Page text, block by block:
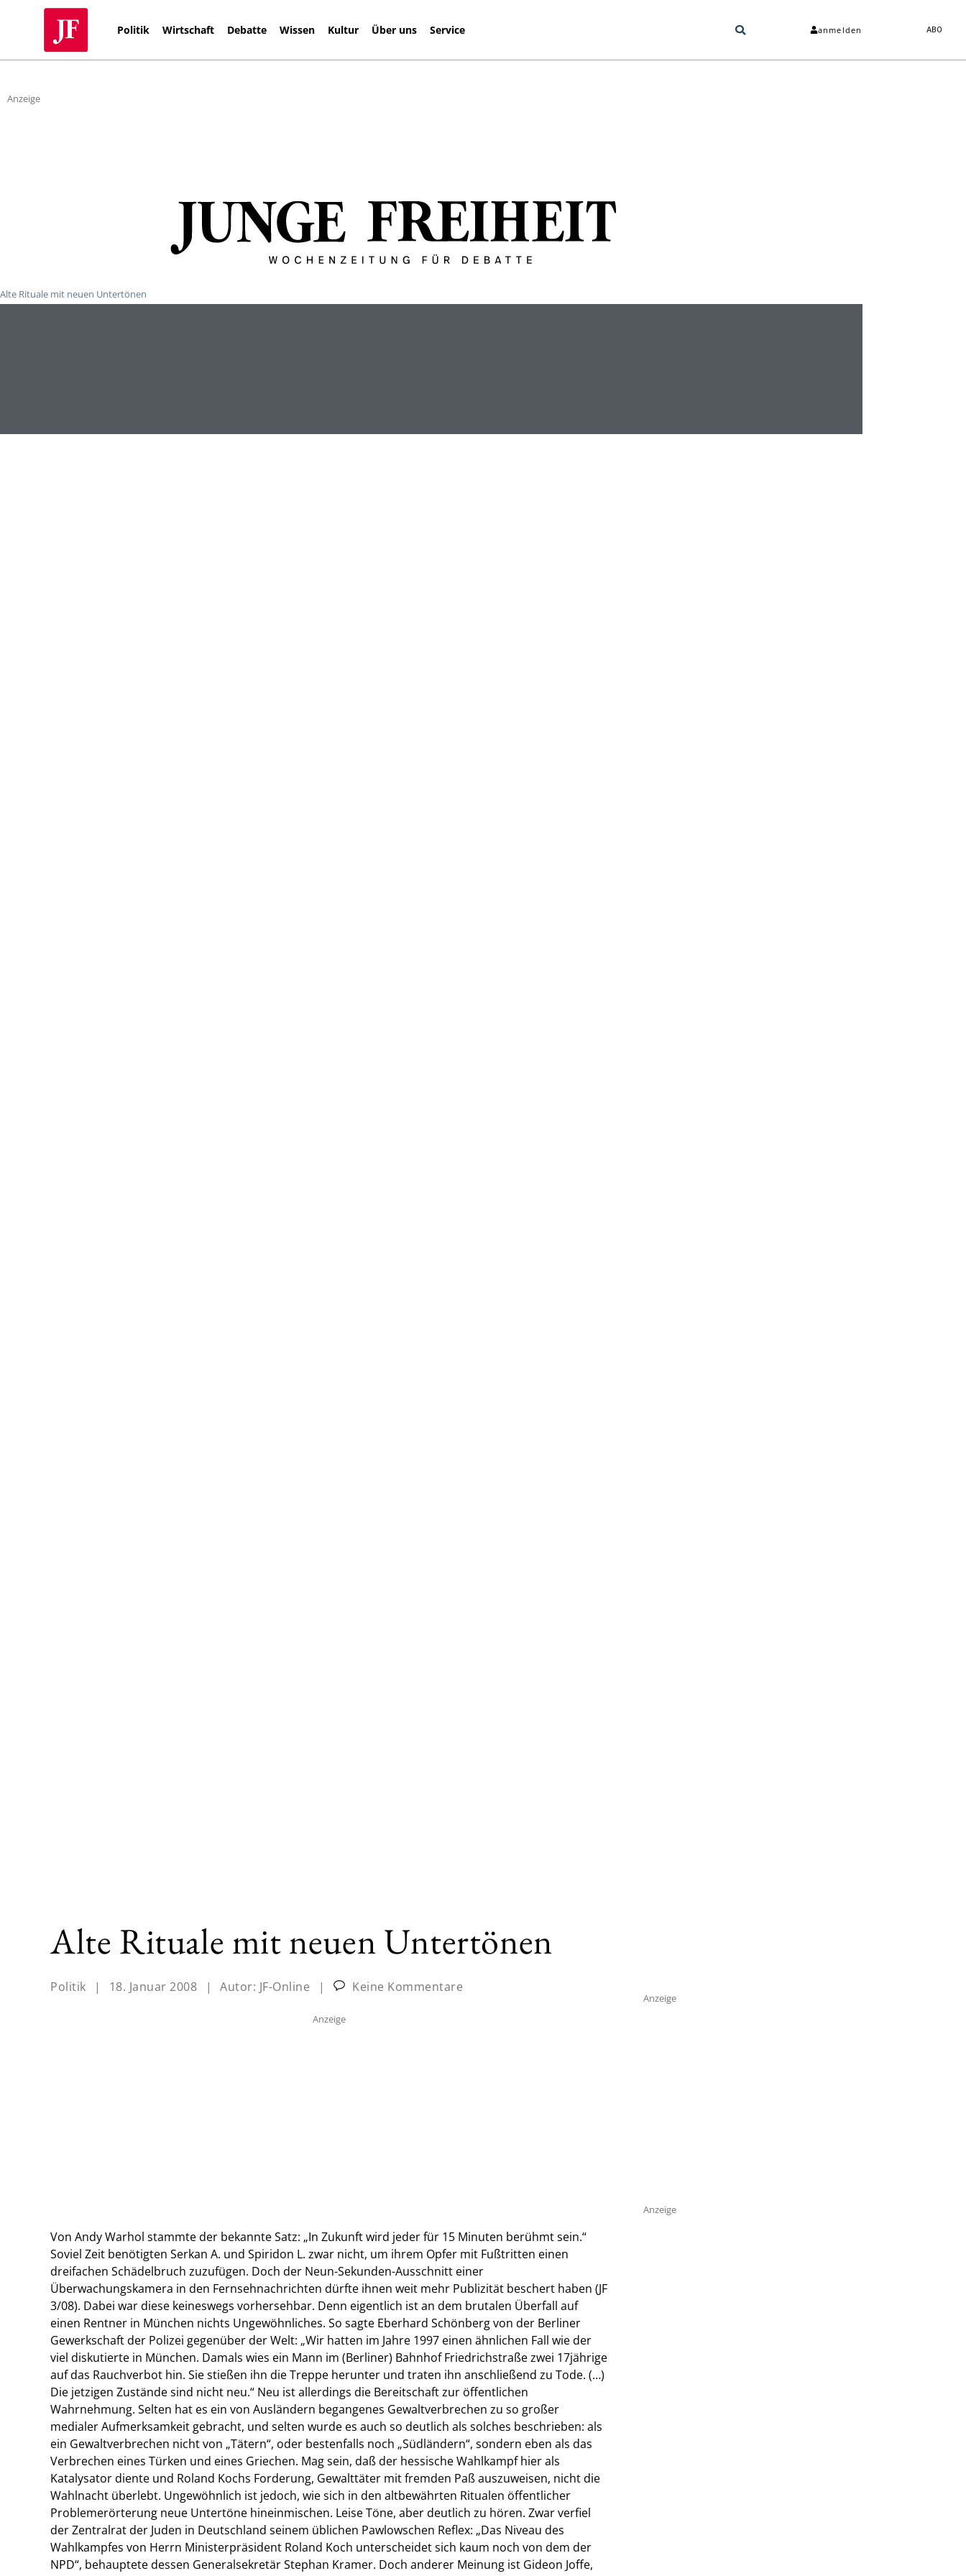
Politik Wirtschaft Debatte Wissen Kultur Über uns Service anmelden ABO
Anzeige
Alte Rituale mit neuen Untertönen
Alte Rituale mit neuen Untertönen
Politik | 18. Januar 2008 | Autor: JF-Online | Keine Kommentare
Anzeige
Von Andy Warhol stammte der bekannte Satz: „In Zukunft wird jeder für 15 Minuten berühmt sein.“
Soviel Zeit benötigten Serkan A. und Spiridon L. zwar nicht, um ihrem Opfer mit Fußtritten einen
dreifachen Schädelbruch zuzufügen. Doch der Neun-Sekunden-Ausschnitt einer
Überwachungskamera in den Fernsehnachrichten dürfte ihnen weit mehr Publizität beschert haben (JF
3/08). Dabei war diese keineswegs vorhersehbar. Denn eigentlich ist an dem brutalen Überfall auf
einen Rentner in München nichts Ungewöhnliches. So sagte Eberhard Schönberg von der Berliner
Gewerkschaft der Polizei gegenüber der Welt: „Wir hatten im Jahre 1997 einen ähnlichen Fall wie der
viel diskutierte in München. Damals wies ein Mann im (Berliner) Bahnhof Friedrichstraße zwei 17jährige
auf das Rauchverbot hin. Sie stießen ihn die Treppe herunter und traten ihn anschließend zu Tode. (…)
Die jetzigen Zustände sind nicht neu.“ Neu ist allerdings die Bereitschaft zur öffentlichen
Wahrnehmung. Selten hat es ein von Ausländern begangenes Gewaltverbrechen zu so großer
medialer Aufmerksamkeit gebracht, und selten wurde es auch so deutlich als solches beschrieben: als
ein Gewaltverbrechen nicht von „Tätern“, oder bestenfalls noch „Südländern“, sondern eben als das
Verbrechen eines Türken und eines Griechen. Mag sein, daß der hessische Wahlkampf hier als
Katalysator diente und Roland Kochs Forderung, Gewalttäter mit fremden Paß auszuweisen, nicht die
Wahlnacht überlebt. Ungewöhnlich ist jedoch, wie sich in den altbewährten Ritualen öffentlicher
Problemerörterung neue Untertöne hineinmischen. Leise Töne, aber deutlich zu hören. Zwar verfiel
der Zentralrat der Juden in Deutschland seinem üblichen Pawlowschen Reflex: „Das Niveau des
Wahlkampfes von Herrn Ministerpräsident Roland Koch unterscheidet sich kaum noch von dem der
NPD“, behauptete dessen Generalsekretär Stephan Kramer. Doch anderer Meinung ist Gideon Joffe,
Anzeige
Anzeige